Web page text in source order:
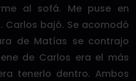
al sofá. Me puse en
bajó. Se acomodó
de Matías se contrajo
de Carlos era el más
tenerlo dentro. Ambos